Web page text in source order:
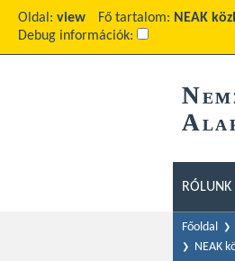
Oldal: view Fő tartalom: NEAK
Debug információk:
N
A
RÓLUNK
Főoldal
NEAK